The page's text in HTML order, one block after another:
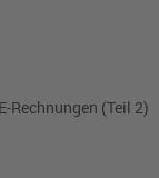
Rechnungen (Teil 2)